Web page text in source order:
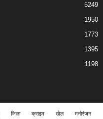
5249
1950
1773
1395
1198
जिला क्राइम खेल मनोरंजन